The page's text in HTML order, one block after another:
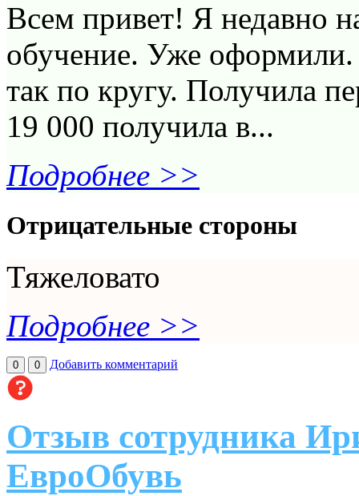
Всем привет! Я недавно
обучение. Уже
так по кругу. Получила
19 000 получила в...
Подробнее >>
Отрицательные стороны
Тяжеловато
Подробнее >>
0 0 Добавить комментарий
Отзыв сотрудника
ЕвроОбувь